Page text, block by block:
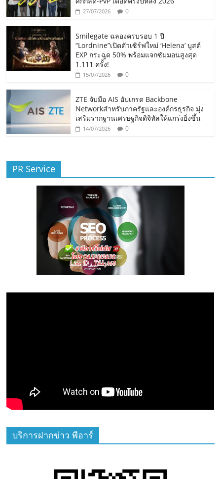
27/07/2026 0
Smilegate ฉลองครบรอบ 1 ปี
“Lordnine”เปิดตัวเซิร์ฟใหม่ ‘Helena’ บูสต์
EXP กระฉูด 50% พร้อมแจกซัมมอนสูงสุด
1,111 ครั้ง!
15/07/2026 0
ZTE จับมือ AIS อัปเกรด Backbone
Networkสำหรับภาครัฐและองค์กรธุรกิจ มุ่ง
เสริมรากฐานเศรษฐกิจดิจิทัลให้แกร่งยิ่งขึ้น
14/07/2026 0
PR Service
บริการฝากข่าว พีอาร์